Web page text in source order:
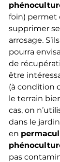
foin) permet
supprimer
arrosage.
pourra
de
être
(à condition
le terrain
cas, on
dans le
en
pas